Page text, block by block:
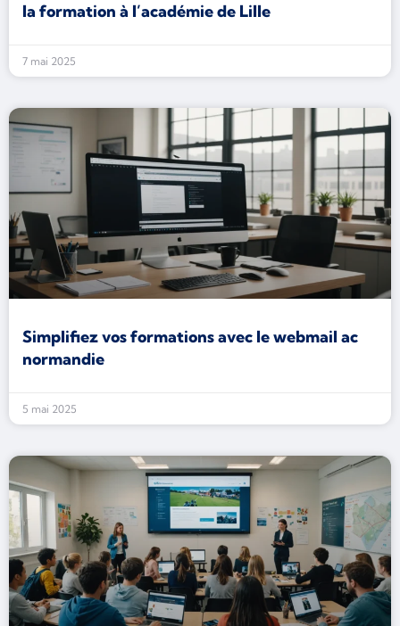
la formation à l’académie de Lille
7 mai 2025
Simplifiez vos formations avec le webmail ac
normandie
5 mai 2025